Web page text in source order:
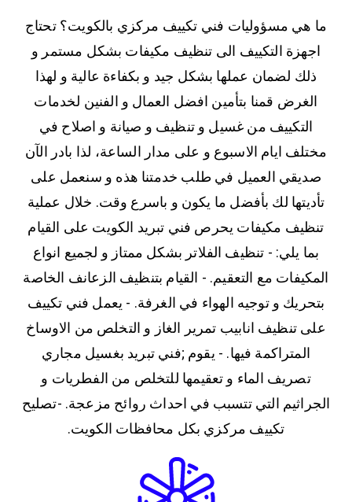
ما هي مسؤوليات فني تكييف مركزي بالكويت؟ تحتاج
اجهزة التكييف الى تنظيف مكيفات بشكل مستمر و
ذلك لضمان عملها بشكل جيد و بكفاءة عالية و لهذا
الغرض قمنا بتأمين افضل العمال و الفنين لخدمات
التكييف من غسيل و تنظيف و صيانة و اصلاح في
مختلف ايام الاسبوع و على مدار الساعة، لذا بادر الآن
صديقي العميل في طلب خدمتنا هذه و سنعمل على
تأديتها لك بأفضل ما يكون و باسرع وقت. خلال عملية
تنظيف مكيفات يحرص فني تبريد الكويت على القيام
بما يلي: - تنظيف الفلاتر بشكل ممتاز و لجميع انواع
المكيفات مع التعقيم. - القيام بتنظيف الزعانف الخاصة
بتحريك و توجيه الهواء في الغرفة. - يعمل فني تكييف
على تنظيف انابيب تمرير الغاز و التخلص من الاوساخ
المتراكمة فيها. - يقوم ;فني تبريد بغسيل مجاري
تصريف الماء و تعقيمها للتخلص من الفطريات و
الجراثيم التي تتسبب في احداث روائح مزعجة. -تصليح
تكييف مركزي بكل محافظات الكويت.